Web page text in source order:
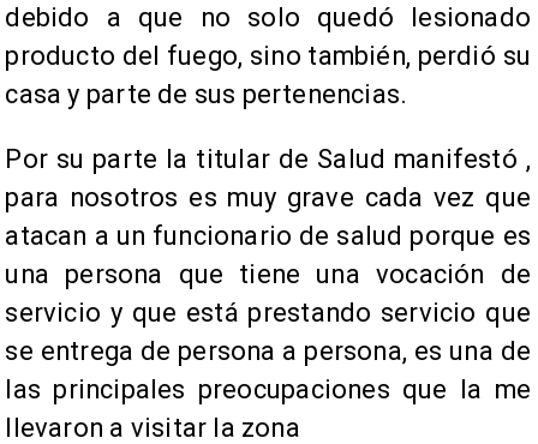
debido a que no solo quedó lesionado
producto del fuego, sino también, perdió su
casa y parte de sus pertenencias.
Por su parte la titular de Salud manifestó ,
para nosotros es muy grave cada vez que
atacan a un funcionario de salud porque es
una persona que tiene una vocación de
servicio y que está prestando servicio que
se entrega de persona a persona, es una de
las principales preocupaciones que la me
llevaron a visitar la zona